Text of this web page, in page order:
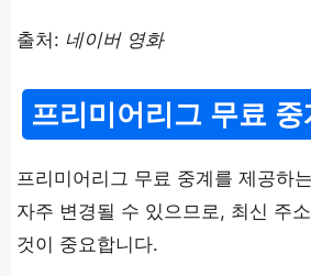
출처: 네이버 영화
프리미어리그 무료
프리미어리그 무료 중계를 제공하
자주 변경될 수 있으므로, 최신 주
것이 중요합니다.